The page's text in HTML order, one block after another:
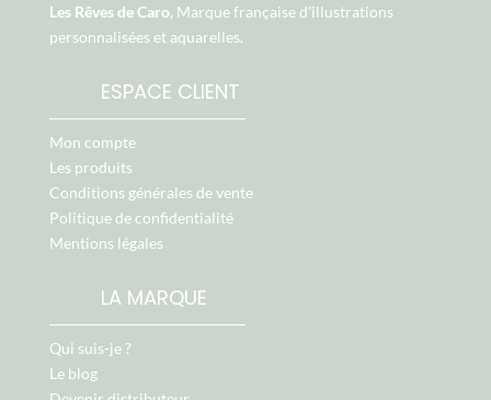
Les Rêves de Caro, Marque française d'illustrations
personnalisées et aquarelles.
ESPACE CLIENT
Mon compte
Les produits
Conditions générales de vente
Politique de confidentialité
Mentions légales
LA MARQUE
Qui suis-je ?
Le blog